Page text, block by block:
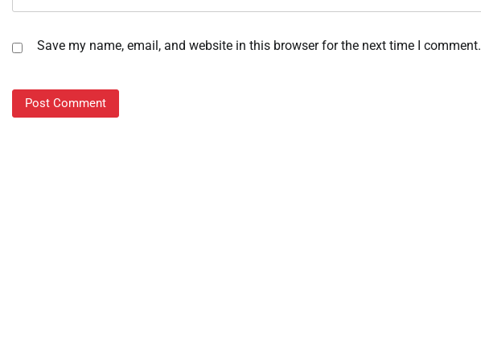
Save my name, email, and website in this browser for the next time I comment.